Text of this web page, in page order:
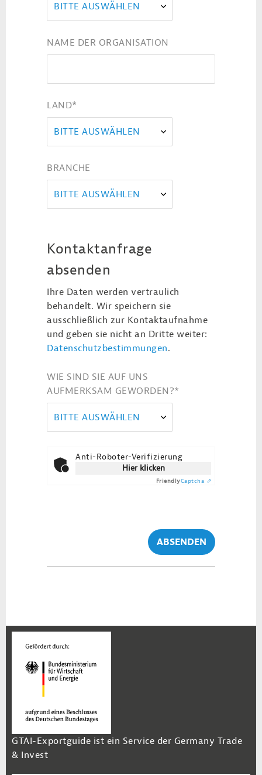
BITTE AUSWÄHLEN
NAME DER ORGANISATION
LAND*
BITTE AUSWÄHLEN
BRANCHE
BITTE AUSWÄHLEN
Kontaktanfrage
absenden
Ihre Daten werden vertraulich
behandelt. Wir speichern sie
ausschließlich zur Kontaktaufnahme
und geben sie nicht an Dritte weiter:
Datenschutzbestimmungen.
WIE SIND SIE AUF UNS
AUFMERKSAM GEWORDEN?*
BITTE AUSWÄHLEN
Anti-Roboter-Verifizierung
Hier klicken
FriendlyCaptcha ⇗
ABSENDEN
GTAI-Exportguide ist ein Service der Germany Trade
& Invest